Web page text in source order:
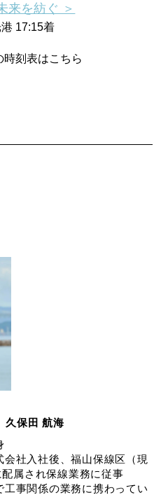
来を紡ぐ ＞
17:15着
時刻表はこちら
保田 航海
社入社後、福山保線区（現
属され保線業務に従事
事関係の業務に携わってい